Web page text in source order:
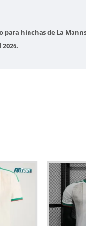
para hinchas de La